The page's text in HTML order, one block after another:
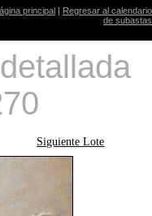
principal | Regresar al calendario
de subastas
Siguiente Lote